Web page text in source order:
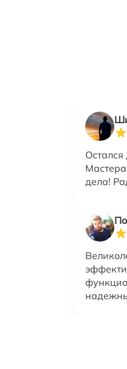
дела!